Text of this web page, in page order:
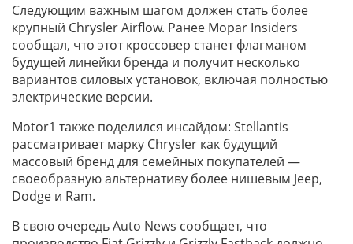
Следующим важным шагом должен стать более
крупный Chrysler Airflow. Ранее Mopar Insiders
сообщал, что этот кроссовер станет флагманом
будущей линейки бренда и получит несколько
вариантов силовых установок, включая полностью
электрические версии.
Motor1 также поделился инсайдом: Stellantis
рассматривает марку Chrysler как будущий
массовый бренд для семейных покупателей —
своеобразную альтернативу более нишевым Jeep,
Dodge и Ram.
В свою очередь Auto News сообщает, что